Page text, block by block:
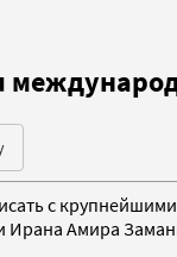
с
Ирана Амира